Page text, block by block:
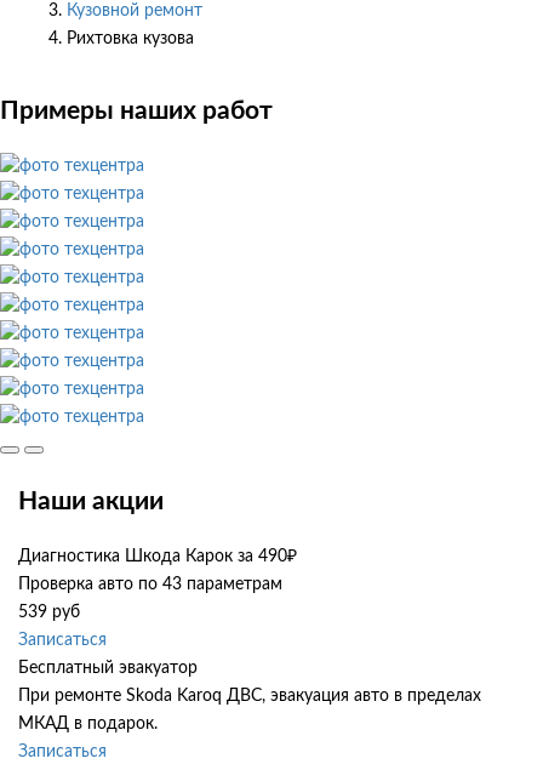
Кузовной ремонт
Рихтовка кузова
Примеры наших работ
Наши акции
Диагностика Шкода Карок за 490₽
Проверка авто по 43 параметрам
539 руб
Записаться
Бесплатный эвакуатор
При ремонте Skoda Karoq ДВС, эвакуация авто в пределах
МКАД в подарок.
Записаться